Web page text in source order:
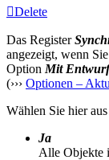
Delete
Das Register
angezeigt, wenn
Option Mit
(››› Optionen –
Wählen Sie hier
Ja
Alle Objekte